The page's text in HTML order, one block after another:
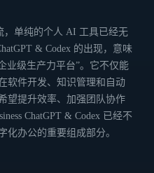
，单纯的个人 AI 工具已经无
& Codex 的出现，意味
业级生产力平台”。它不仅能
软件开发、知识管理和自动
望提升效率、加强团队协作
ChatGPT & Codex 已经不
化办公的重要组成部分。